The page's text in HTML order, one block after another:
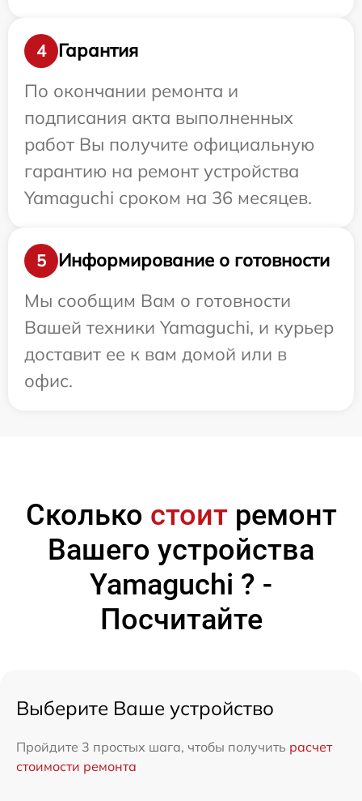
4
Гарантия
По окончании ремонта и
подписания акта выполненных
работ Вы получите официальную
гарантию на ремонт устройства
Yamaguchi сроком на 36 месяцев.
5
Информирование о готовности
Мы сообщим Вам о готовности
Вашей техники Yamaguchi, и курьер
доставит ее к вам домой или в
офис.
Сколько стоитремонт
Вашего устройства
Yamaguchi ? -
Посчитайте
Выберите Ваше устройство
Пройдите 3 простых шага, чтобы получить расчет
стоимости ремонта